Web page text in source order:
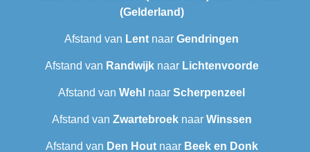
(Gelderland)
Afstand van Lent naar Gendringen
Afstand van Randwijknaar Lichtenvoorde
Afstand van Wehl naar Scherpenzeel
Afstand van Zwartebroeknaar Winssen
Afstand van Den Houtnaar Beek en Donk